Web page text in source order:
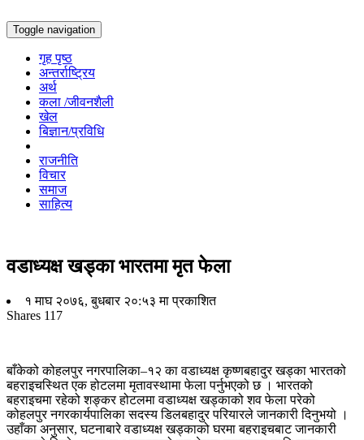
Toggle navigation
गृह पृष्ठ
अन्तर्राष्ट्रिय
अर्थ
कला /जीवनशैली
खेल
बिज्ञान/प्रविधि
राजनीति
विचार
समाज
साहित्य
वडाध्यक्ष खड्का भारतमा मृत फेला
१ माघ २०७६, बुधबार २०:५३ मा प्रकाशित
Shares 117
बाँकेको कोहलपुर नगरपालिका–१२ का वडाध्यक्ष कृष्णबहादुर खड्का भारतको
बहराइचस्थित एक होटलमा मृतावस्थामा फेला पर्नुभएको छ । भारतको
बहराइचमा रहेको शङ्कर होटलमा वडाध्यक्ष खड्काको शव फेला परेको
कोहलपुर नगरकार्यपालिका सदस्य डिलबहादुर परियारले जानकारी दिनुभयो ।
उहाँका अनुसार, घटनाबारे वडाध्यक्ष खड्काको घरमा बहराइचबाट जानकारी